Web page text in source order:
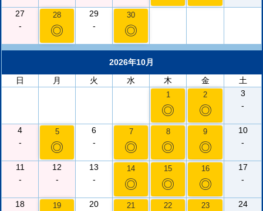
27
-
28
◎
29
-
30
◎
2026年10月
日
月 火 水 木 金 土
1
◎
2
◎
3
-
4
-
5
◎
6
-
7
◎
8
◎
9
◎
10
-
11
-
12
-
13
-
14
◎
15
◎
16
◎
17
-
18
19
20
21 22 23
24